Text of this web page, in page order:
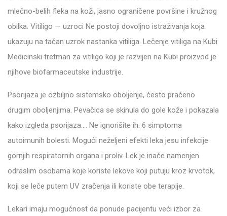
mlečno-belih fleka na koži, jasno ograničene površine i kružnog
obilka. Vitiligo — uzroci Ne postoji dovoljno istraživanja koja
ukazuju na tačan uzrok nastanka vitiliga. Lečenje vitiliga na Kubi
Medicinski tretman za vitiligo koji je razvijen na Kubi proizvod je
njihove biofarmaceutske industrije.
Psorijaza je ozbiljno sistemsko oboljenje, često praćeno
drugim oboljenjima. Pevačica se skinula do gole kože i pokazala
kako izgleda psorijaza…. Ne ignorišite ih: 6 simptoma
autoimunih bolesti. Mogući neželjeni efekti leka jesu infekcije
gornjih respiratornih organa i proliv. Lek je inače namenjen
odraslim osobama koje koriste lekove koji putuju kroz krvotok,
koji se leče putem UV zračenja ili koriste obe terapije.
Lekari imaju mogućnost da ponude pacijentu veći izbor za